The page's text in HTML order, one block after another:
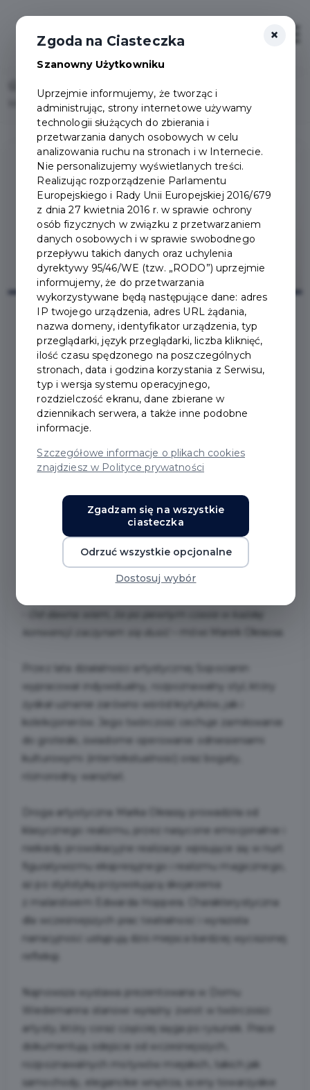
Marek Okrassa - wystawa w Domu Wiedemanna
2026-05-04
MAREK OKRASSA -
WYSTAWA W DOMU
WIEDEMANNA
Wiedemanna w Pruszczu Gdańskim na wernisaż
najnowszej wystawy Marka Okrassy. To okazja, by
zobaczyć nowe oblicze twórczości artysty, który
przez lata przyzwyczaił odbiorców do
charakterystycznego stylu.
Przez lata działalności artystycznej Sopocianin
wypracował indywidualny, rozpoznawalny styl, który
zyskał uznanie zarówno wśród krytyków, jak i
kolekcjonerów. Jego twórczość cechuje zamiłowanie
do groteski, świadome operowanie odniesieniami
kulturowymi (intertekstualność) oraz bogaty,
różnorodny warsztat.
Droga artystyczna Marka Okrassy prowadziła od
klasycznego realizmu, przez nasycone emocjonalnie i
niekiedy prowokacyjne realizacje wpisujące się w nurt
figuratywizmu ekspresyjnego i realizmu magicznego,
aż po stylistykę przywołującą skojarzenia
z malarstwem Edwarda Hoppera. Charakterystyczna
dla wcześniejszych prac teatralność i wyrazista
narracyjność ustępują dziś miejsca bardziej wyciszonej
refleksji.
Najnowsza wystawa prezentowana w Domu
Wiedemanna stanowi wyraźny zwrot w twórczości
artysty, który coraz częściej sięga po rysunek. Prace
dokumentują odejście od wcześniejszych,
rozpoznawalnych motywów miejskich, takich jak
samochody, eleganckie wnętrza, sceny towarzyskie
×
Zgoda na Ciasteczka
Szanowny Użytkowniku
Uprzejmie informujemy, że tworząc i
administrując, strony internetowe używamy
technologii służących do zbierania i
przetwarzania danych osobowych w celu
analizowania ruchu na stronach i w Internecie.
Nie personalizujemy wyświetlanych treści.
Realizując rozporządzenie Parlamentu
Europejskiego i Rady Unii Europejskiej 2016/679
z dnia 27 kwietnia 2016 r. w sprawie ochrony
osób fizycznych w związku z przetwarzaniem
danych osobowych i w sprawie swobodnego
przepływu takich danych oraz uchylenia
dyrektywy 95/46/WE (tzw. „RODO”) uprzejmie
informujemy, że do przetwarzania
wykorzystywane będą następujące dane: adres
IP twojego urządzenia, adres URL żądania,
nazwa domeny, identyfikator urządzenia, typ
przeglądarki, język przeglądarki, liczba kliknięć,
ilość czasu spędzonego na poszczególnych
stronach, data i godzina korzystania z Serwisu,
typ i wersja systemu operacyjnego,
rozdzielczość ekranu, dane zbierane w
dziennikach serwera, a także inne podobne
informacje.
Szczegółowe informacje o plikach cookies
znajdziesz w Polityce prywatności
Zgadzam się na wszystkie
ciasteczka
Odrzuć wszystkie opcjonalne
Dostosuj wybór